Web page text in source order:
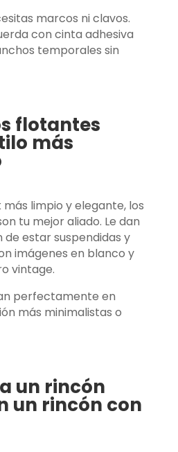
marcos ni clavos.
con cinta adhesiva
temporales sin
flotantes
más
limpio y elegante, los
tu mejor aliado. Le dan
de estar suspendidas y
imágenes en blanco y
vintage.
perfectamente en
más minimalistas o
un rincón
un rincón con